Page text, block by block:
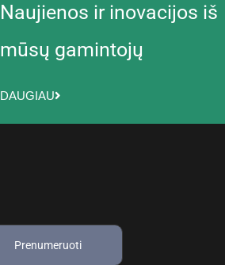
Naujienos ir inovacijos iš
mūsų gamintojų
DAUGIAU
Prenumeruoti